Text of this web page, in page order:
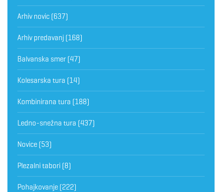
Arhiv novic (637)
Arhiv predavanj (168)
Balvanska smer (47)
Kolesarska tura (14)
Kombinirana tura (188)
Ledno-snežna tura (437)
Novice (53)
Plezalni tabori (8)
Pohajkovanje (222)